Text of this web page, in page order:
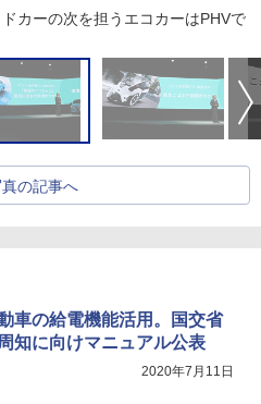
カーの次を担うエコカーはPHVで
の記事へ
車の給電機能活用。国交省
知に向けマニュアル公表
2020年7月11日